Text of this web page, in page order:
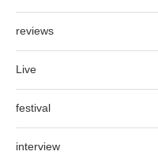
reviews
Live
festival
interview